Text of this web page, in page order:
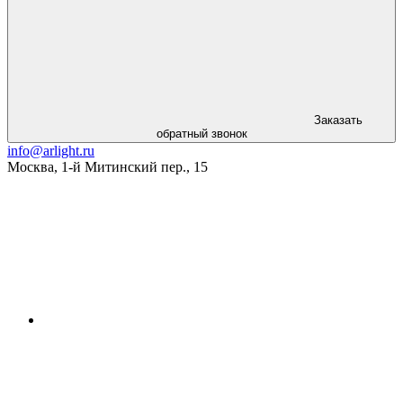
Заказать
обратный звонок
info@arlight.ru
Москва, 1-й Митинский пер., 15